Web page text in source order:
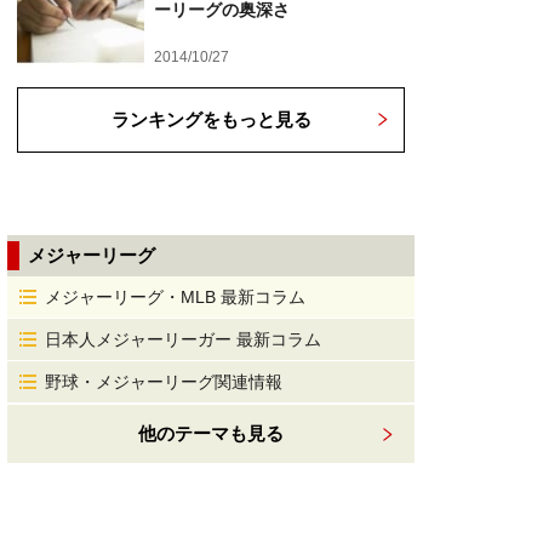
ーリーグの奥深さ
2014/10/27
ランキングをもっと見る
メジャーリーグ
メジャーリーグ・MLB 最新コラム
日本人メジャーリーガー 最新コラム
野球・メジャーリーグ関連情報
他のテーマも見る